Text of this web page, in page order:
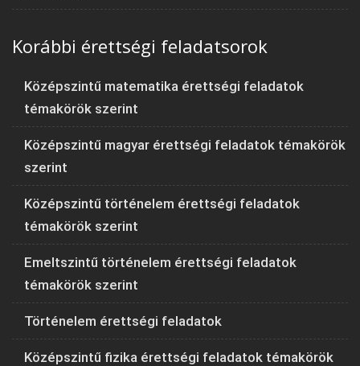
Korábbi érettségi feladatsorok
Középszintű matematika érettségi feladatok
témakörök szerint
Középszintű magyar érettségi feladatok témakörök
szerint
Középszintű történelem érettségi feladatok
témakörök szerint
Emeltszintű történelem érettségi feladatok
témakörök szerint
Történelem érettségi feladatok
Középszintű fizika érettségi feladatok témakörök